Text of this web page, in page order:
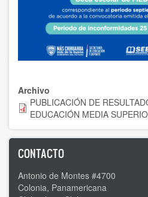
Archivo
PUBLICACIÓN DE
EDUCACIÓN MEDIA
CONTACTO
Antonio de Montes #4700
Colonia, Panamericana